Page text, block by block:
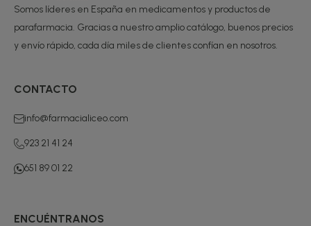
Somos líderes en España en medicamentos y productos de
parafarmacia. Gracias a nuestro amplio catálogo, buenos precios
y envío rápido, cada día miles de clientes confían en nosotros.
CONTACTO
info@farmacialiceo.com
923 21 41 24
651 89 01 22
ENCUÉNTRANOS